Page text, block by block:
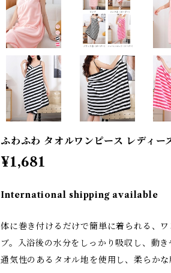
ふわふわ タオルワンピース レディー
¥1,681
International shipping available
体に巻き付けるだけで簡単に着られる、
ブ。入浴後の水分をしっかり吸収し、動
通気性のあるタオル地を使用し、柔らかな